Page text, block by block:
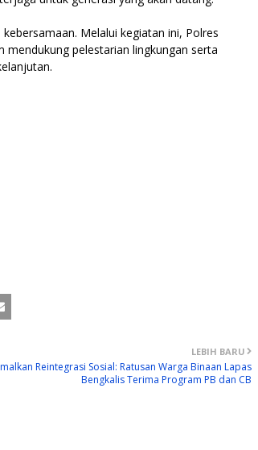
Melalui kegiatan ini, Polres
mendukung pelestarian lingkungan serta
LEBIH BARU
Reintegrasi Sosial: Ratusan Warga Binaan Lapas
Bengkalis Terima Program PB dan CB